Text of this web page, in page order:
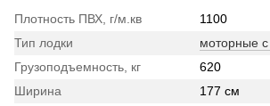
Плотность ПВХ, г/м.кв
1100
Тип лодки
моторные
Грузоподъемность, кг
620
Ширина
177 см